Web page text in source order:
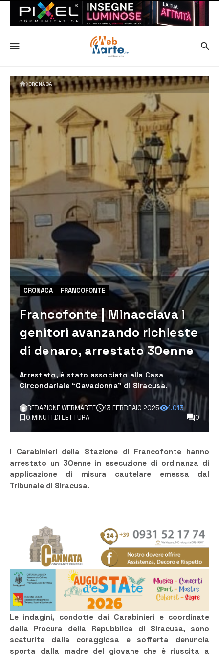
CRONACA
CRONACA FRANCOFONTE
Francofonte | Minacciava i
genitori avanzando richieste
di denaro, arrestato 30enne
Arrestato, è stato associato alla Casa
Circondariale “Cavadonna” di Siracusa.
REDAZIONE WEBMARTE 13 FEBBRAIO 2025
1.013
0 MINUTI DI LETTURA
0
I Carabinieri della Stazione di Francofonte hanno
arrestato un 30enne in esecuzione di ordinanza di
applicazione di misura cautelare emessa dal
Tribunale di Siracusa.
Le indagini, condotte dai Carabinieri e coordinate
dalla Procura della Repubblica di Siracusa, sono
scaturite dalla coraggiosa e sofferta denuncia
sporta dalla madre del giovane che è riuscita a